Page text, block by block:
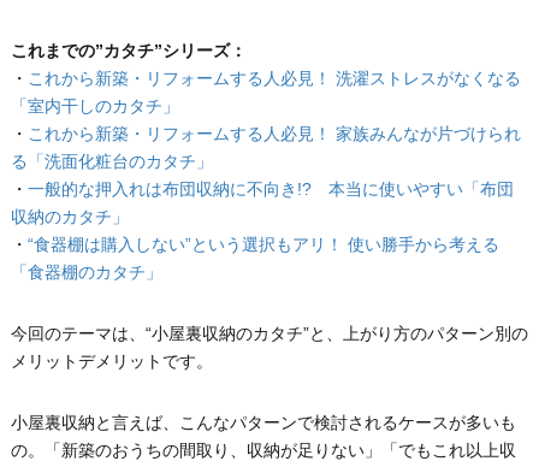
これまでの”カタチ”シリーズ：
・ これから新築・リフォームする人必見！ 洗濯ストレスがなくなる
「室内干しのカタチ」
・ これから新築・リフォームする人必見！ 家族みんなが片づけられ
る「洗面化粧台のカタチ」
・ 一般的な押入れは布団収納に不向き!? 本当に使いやすい「布団
収納のカタチ」
・ “食器棚は購入しない”という選択もアリ！ 使い勝手から考える
「食器棚のカタチ」
今回のテーマは、“小屋裏収納のカタチ”と、上がり方のパターン別の
メリットデメリットです。
小屋裏収納と言えば、こんなパターンで検討されるケースが多いも
の。「新築のおうちの間取り、収納が足りない」「でもこれ以上収